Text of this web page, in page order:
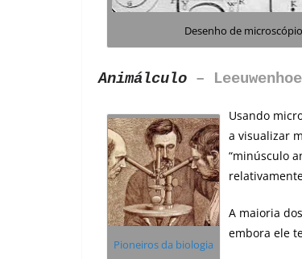
Desenho de
Animálculo –
Pioneiros da biologia
Usando
a visualizar
“minúsculo
A maioria
embora ele